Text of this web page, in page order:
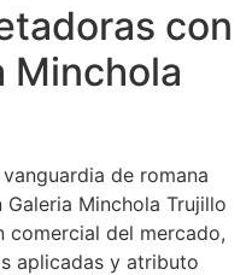
con
Minchola
de romana
Minchola Trujillo
comercial del mercado,
aplicadas y atributo